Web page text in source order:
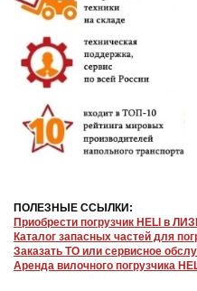
ПОЛЕЗНЫЕ ССЫЛКИ:
Приобрести погрузчик HELI в
Каталог запасных частей для
Заказать ТО или сервисное
Аренда вилочного погрузчика